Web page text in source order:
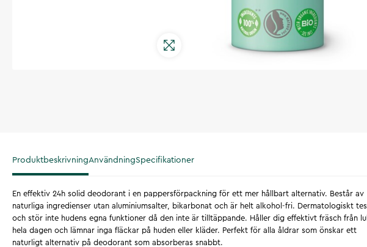
ProduktbeskrivningAnvändningSpecifikationer
En effektiv 24h solid deodorant i en pappersförpackning för ett mer hållbart alternativ. Består av
naturliga ingredienser utan aluminiumsalter, bikarbonat och är helt alkohol-fri. Dermatologiskt
och stör inte hudens egna funktioner då den inte är tilltäppande. Håller dig effektivt fräsch från
hela dagen och lämnar inga fläckar på huden eller kläder. Perfekt för alla åldrar som önskar ett
naturligt alternativ på deodorant som absorberas snabbt.